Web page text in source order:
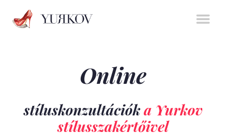
Online
stíluskonzultációka Yurkov
stílusszakértőivel